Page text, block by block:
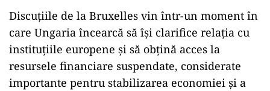
Discuțiile de la Bruxelles vin într-un moment în
care Ungaria încearcă să își clarifice relația cu
instituțiile europene și să obțină acces la
resursele financiare suspendate, considerate
importante pentru stabilizarea economiei și a